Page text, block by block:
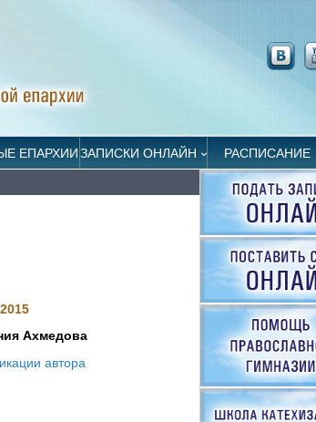
ЕПАРХИИЗАПИСКИ ОНЛАЙН РАСПИСАНИЕ
Ахмедова
автора